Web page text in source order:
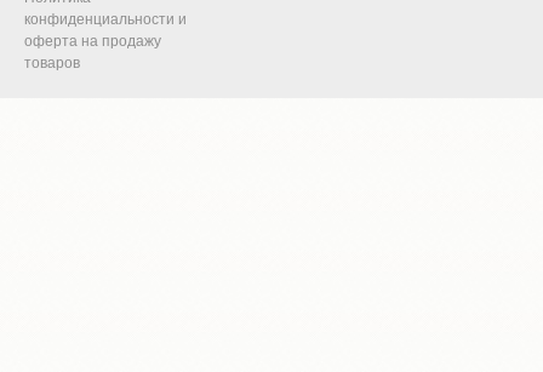
конфиденциальности и
оферта на продажу
товаров